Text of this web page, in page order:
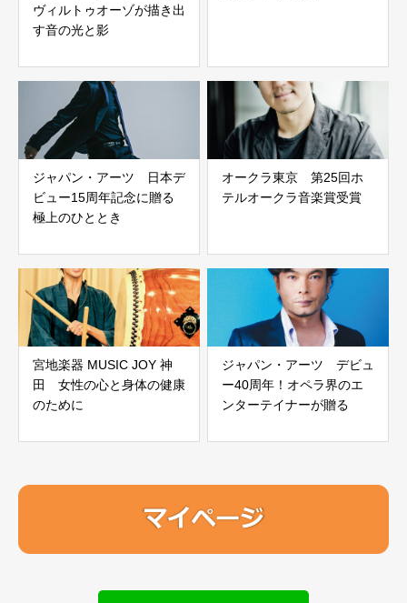
ヴィルトゥオーゾが描き出
す音の光と影
ジャパン・アーツ 日本デ
ビュー15周年記念に贈る
極上のひととき
オークラ東京 第25回ホ
テルオークラ音楽賞受賞
宮地楽器 MUSIC JOY 神
田 女性の心と身体の健康
のために
ジャパン・アーツ デビュ
ー40周年！オペラ界のエ
ンターテイナーが贈る